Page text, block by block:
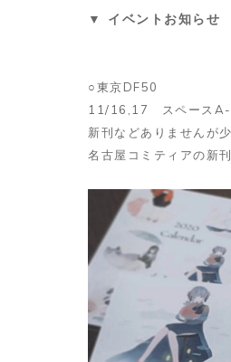
▼ イベントお知らせ
○東京DF50
11/16,17 スペースA-
新刊などありませんが
名古屋コミティアの新